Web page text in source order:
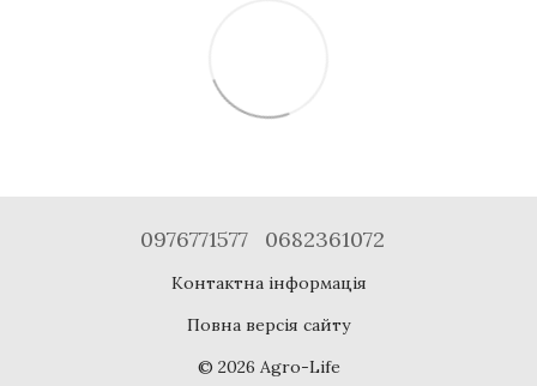
0976771577 0682361072
Контактна інформація
Повна версія сайту
© 2026 Agro-Life